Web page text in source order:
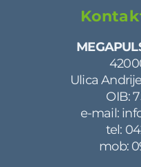
Ulica
OIB:
e-mail:
tel:
mob: